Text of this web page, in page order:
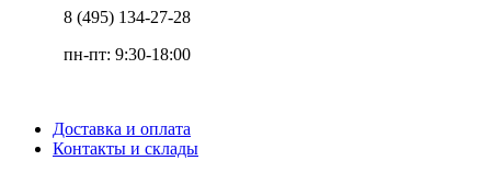
8 (495) 134-27-28
пн-пт: 9:30-18:00
Доставка и оплата
Контакты и склады